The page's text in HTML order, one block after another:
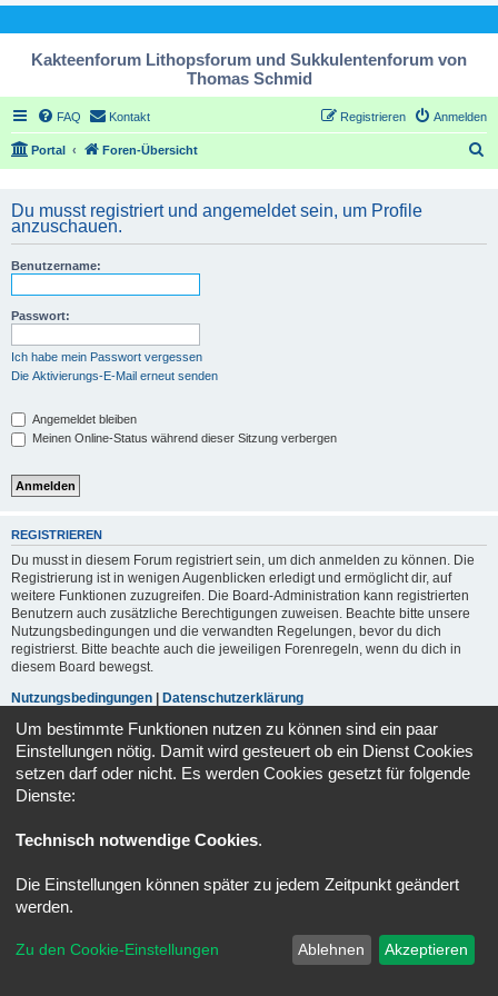
Kakteenforum Lithopsforum und Sukkulentenforum von
Thomas Schmid
FAQ Kontakt Anmelden
Registrieren
Portal Foren-Übersicht
Du musst registriert und angemeldet sein, um Profile
anzuschauen.
Benutzername:
Passwort:
Ich habe mein Passwort vergessen
Die Aktivierungs-E-Mail erneut senden
Angemeldet bleiben
Meinen Online-Status während dieser Sitzung verbergen
REGISTRIEREN
Du musst in diesem Forum registriert sein, um dich anmelden zu können. Die
Registrierung ist in wenigen Augenblicken erledigt und ermöglicht dir, auf
weitere Funktionen zuzugreifen. Die Board-Administration kann registrierten
Benutzern auch zusätzliche Berechtigungen zuweisen. Beachte bitte unsere
Nutzungsbedingungen und die verwandten Regelungen, bevor du dich
registrierst. Bitte beachte auch die jeweiligen Forenregeln, wenn du dich in
diesem Board bewegst.
Nutzungsbedingungen
Datenschutzerklärung
Registrieren
Powered byphpBB ® Forum Software © phpBB Limited
Datenschutz|Nutzungsbedingungen
Um bestimmte Funktionen nutzen zu können sind ein paar
Einstellungen nötig. Damit wird gesteuert ob ein Dienst Cookies
setzen darf oder nicht. Es werden Cookies gesetzt für folgende
Dienste:
Technisch notwendige Cookies.
Die Einstellungen können später zu jedem Zeitpunkt geändert
werden.
Zu den Cookie-Einstellungen Ablehnen Akzeptieren